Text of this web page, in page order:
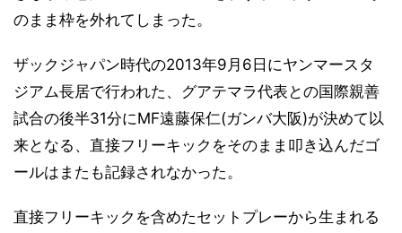
のまま枠を外れてしまった。
ザックジャパン時代の2013年9月6日にヤンマースタ
ジアム長居で行われた、グアテマラ代表との国際親善
試合の後半31分にMF遠藤保仁(ガンバ大阪)が決めて以
来となる、直接フリーキックをそのまま叩き込んだゴ
ールはまたも記録されなかった。
直接フリーキックを含めたセットプレーから生まれる